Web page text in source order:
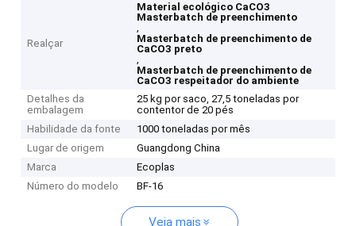
Realçar
Material ecológico CaCO3
Masterbatch de preenchimento
,
Masterbatch de preenchimento de
CaCO3 preto
,
Masterbatch de preenchimento de
CaCO3 respeitador do ambiente
Detalhes da
embalagem
25 kg por saco, 27,5 toneladas por
contentor de 20 pés
Habilidade da fonte
1000 toneladas por mês
Lugar de origem
Guangdong China
Marca
Ecoplas
Número do modelo
BF-16
Veja mais